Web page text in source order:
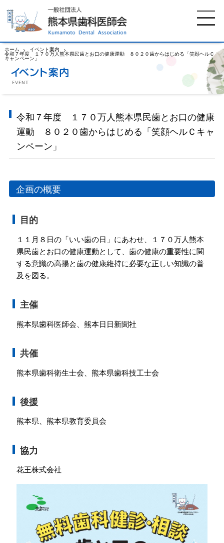
ホーム
イベント案内
令和７年度 １７０万人熊本県民歯とお口の健康運動 ８０２０歯からはじめる「笑顔ヘルＣ
キャンペーン」
令和７年度 １７０万人熊本県民歯とお口の健康
運動 ８０２０歯からはじめる「笑顔ヘルＣキャ
ンペーン」
企画の概要
目的
１１月８日の「いい歯の日」にあわせ、１７０万人熊本
県民歯とお口の健康運動として、歯の健康の重要性に関
する意識の高揚と歯の健康維持に必要な正しい知識の普
及を図る。
主催
熊本県歯科医師会、熊本日日新聞社
共催
熊本県歯科衛生士会、熊本県歯科技工士会
後援
熊本県、熊本県教育委員会
協力
花王株式会社
ホーム 歯科医師会について
歯科医院検索 休日当番医
イベント案内
サイトマップ